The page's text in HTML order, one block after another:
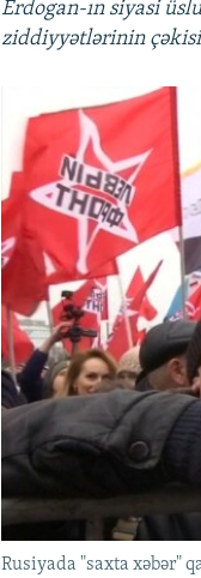
Erdogan-ın siyasi
ziddiyyətlərinin çəkisi
Rusiyada "saxta xəbər"